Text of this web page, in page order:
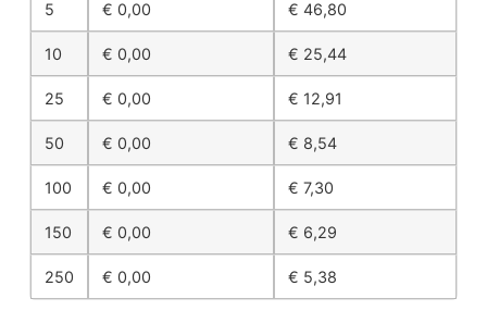
5 € 0,00 € 46,80
10 € 0,00 € 25,44
25 € 0,00 € 12,91
50 € 0,00 € 8,54
100 € 0,00 € 7,30
150 € 0,00 € 6,29
250 € 0,00 € 5,38